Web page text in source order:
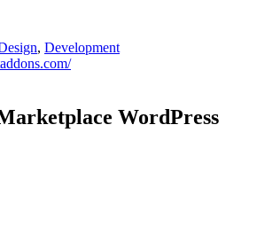
, Development
WordPress